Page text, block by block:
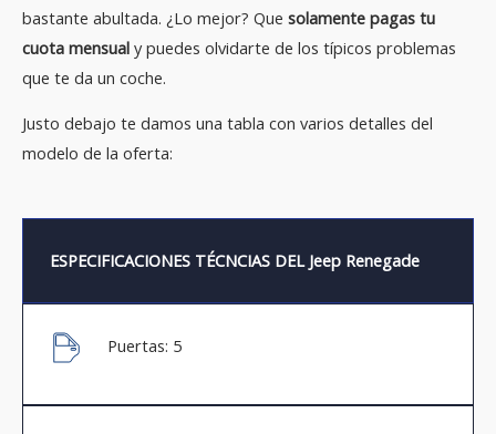
bastante abultada. ¿Lo mejor? Que solamente pagas tu
cuota mensual y puedes olvidarte de los típicos problemas
que te da un coche.
Justo debajo te damos una tabla con varios detalles del
modelo de la oferta:
ESPECIFICACIONES TÉCNCIAS DEL Jeep Renegade
Puertas: 5